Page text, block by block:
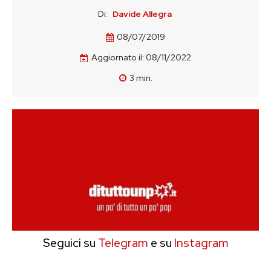
Di: Davide Allegra
08/07/2019
Aggiornato il: 08/11/2022
3 min.
Seguici su Telegram e su Instagram